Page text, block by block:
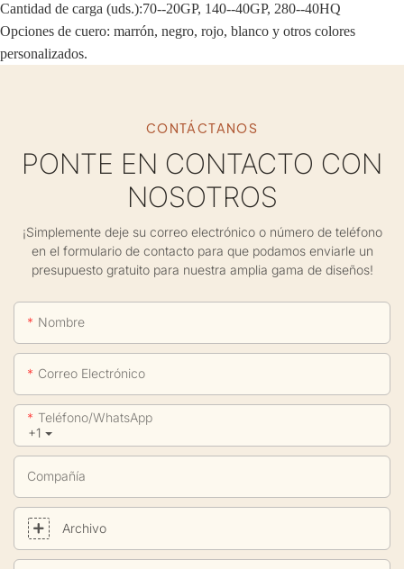
Cantidad de carga (uds.):70--20GP, 140--40GP, 280--40HQ
Opciones de cuero: marrón, negro, rojo, blanco y otros colores
personalizados.
CONTÁCTANOS
PONTE EN CONTACTO CON
NOSOTROS
¡Simplemente deje su correo electrónico o número de teléfono
en el formulario de contacto para que podamos enviarle un
presupuesto gratuito para nuestra amplia gama de diseños!
Nombre
Correo Electrónico
+1
Teléfono/WhatsApp
Compañía
Archivo